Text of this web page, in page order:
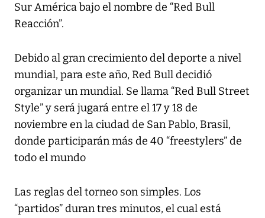
Sur América bajo el nombre de “Red Bull
Reacción”.
Debido al gran crecimiento del deporte a nivel
mundial, para este año, Red Bull decidió
organizar un mundial. Se llama “Red Bull Street
Style” y será jugará entre el 17 y 18 de
noviembre en la ciudad de San Pablo, Brasil,
donde participarán más de 40 “freestylers” de
todo el mundo
Las reglas del torneo son simples. Los
“partidos” duran tres minutos, el cual está